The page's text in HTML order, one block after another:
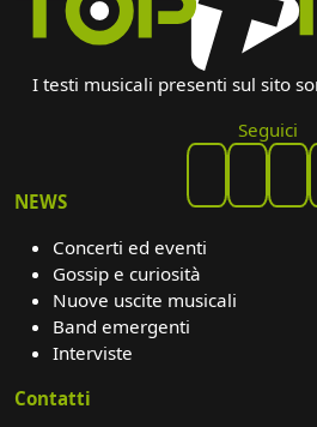
I testi musicali presenti sul sito
Seguici
NEWS
Concerti ed eventi
Gossip e curiosità
Nuove uscite musicali
Band emergenti
Interviste
Contatti